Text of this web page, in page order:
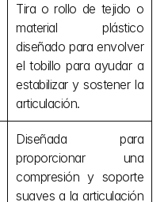
Tira o rollo de tejido o
material plástico
diseñado para envolver
el tobillo para ayudar a
estabilizar y sostener la
articulación.
Diseñada para
proporcionar una
compresión y soporte
suaves a la articulación